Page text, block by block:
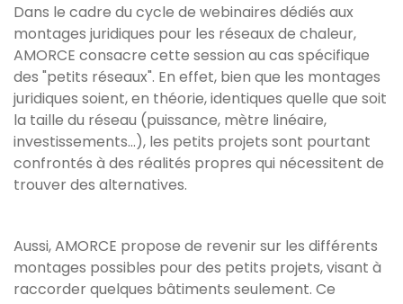
Dans le cadre du cycle de webinaires dédiés aux
montages juridiques pour les réseaux de chaleur,
AMORCE consacre cette session au cas spécifique
des "petits réseaux". En effet, bien que les montages
juridiques soient, en théorie, identiques quelle que soit
la taille du réseau (puissance, mètre linéaire,
investissements...), les petits projets sont pourtant
confrontés à des réalités propres qui nécessitent de
trouver des alternatives.
Aussi, AMORCE propose de revenir sur les différents
montages possibles pour des petits projets, visant à
raccorder quelques bâtiments seulement. Ce